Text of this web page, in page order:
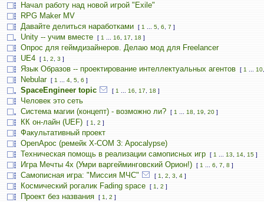
Начал работу над новой игрой "Exile"
RPG Maker MV
Давайте делиться наработками
[ 1 5 6 7 ]
Unity -- учим вместе [ 1 16 17 18 ]
Опрос для геймдизайнеров. Делаю мод для Freelancer
UE4
[ 1 2 3 ]
Язык Образов -- проектирование интеллектуальных агентов [ 1 10
Nebular [ 1 4 5 6 ]
SpaceEngineer topic [ 1 16 17 18 ]
Человек это сеть
Система магии (концепт) - возможно ли?
[ 1 18 19 20 ]
КК он-лайн (UEF) [ 1 2 ]
Факультативный проект
OpenApoc (ремейк X-COM 3: Apocalypse)
Техническая помощь в реализации самописных игр
[ 1 13 14 15 ]
Игра Мечты 4х (Умри варгейминговский Орион!) [ 1 6 7 8 ]
Самописная игра: "Миссия МЧС" [ 1 2 3 4 ]
Космический рогалик Fading space [ 1 2 ]
Проект без названия [ 1 2 ]